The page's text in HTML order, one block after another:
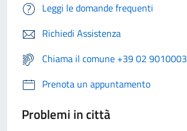
Leggi le domande frequenti
Richiedi Assistenza
Chiama il comune +39 02 9010003
Prenota un appuntamento
Problemi in città